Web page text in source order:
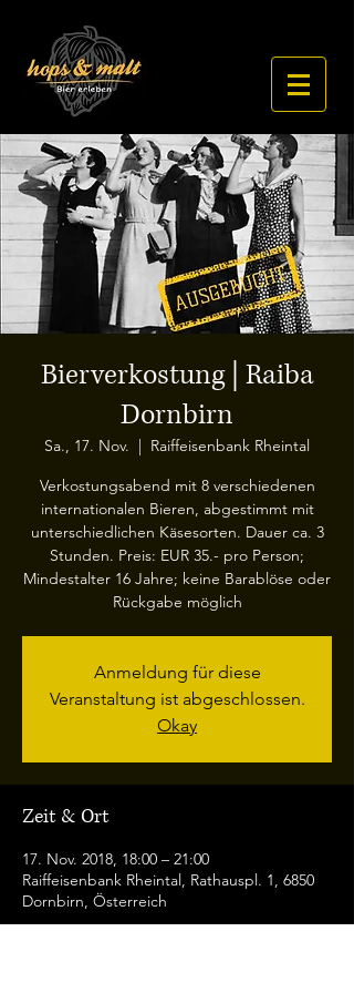
Bierverkostung | Raiba
Dornbirn
Sa., 17. Nov.
  |
Raiffeisenbank Rheintal
Verkostungsabend mit 8 verschiedenen
internationalen Bieren, abgestimmt mit
unterschiedlichen Käsesorten. Dauer ca. 3
Stunden. Preis: EUR 35.- pro Person;
Mindestalter 16 Jahre; keine Barablöse oder
Rückgabe möglich
Anmeldung für diese
Veranstaltung ist abgeschlossen.
Okay
Zeit & Ort
17. Nov. 2018, 18:00 – 21:00
Raiffeisenbank Rheintal, Rathauspl. 1, 6850
Dornbirn, Österreich